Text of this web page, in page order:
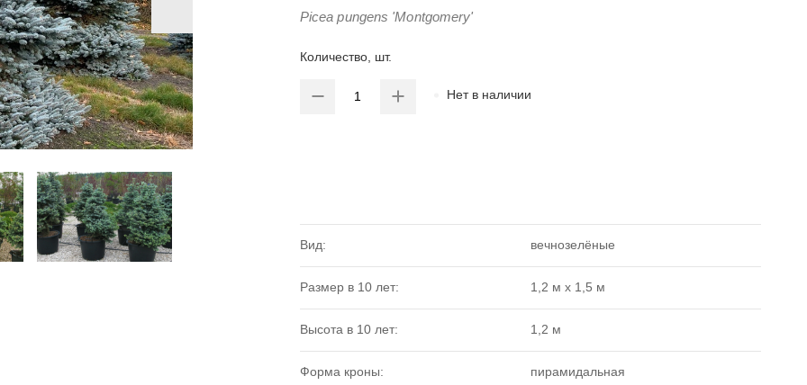
Picea pungens 'Montgomery'
Количество, шт.
Нет в наличии
Вид: вечнозелёные
Размер в 10 лет: 1,2 м х 1,5 м
Высота в 10 лет: 1,2 м
Форма кроны: пирамидальная